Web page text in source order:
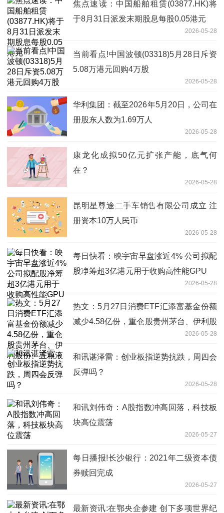
焦点速读：中国船舶租赁(03877.HK)将
于8月31日派发末期股息每股0.05港元
2026-05-28
当前看点!中国波顿(03318)5月28日斥资
5.08万港元回购4万股
2026-05-28
华利集团：截至2026年5月20日，公司在
册股东人数为1.69万人
2026-05-28
康龙化成拟50亿元扩张产能，底气何
在？
2026-05-28
昆明星尊途二手车销售有限公司成立 注
册资本10万人民币
2026-05-28
每日快看：映宇宙早盘涨近4% 公司拟配
股净筹超3亿港元用于收购高性能GPU
2026-05-28
热文：5月27日消费ETF汇添富基金份额
减少4.58亿份，重仓股贵州茅台、伊利股
2026-05-28
和讯谌泽雷：创业板指逆势抗跌，周四会
反弹吗？
2026-05-28
和讯刘伟奇：A股指数冲高回落，科技板
块高位震荡
2026-05-27
每日播报!长沙银行：2021年二级资本债
券赎回完成
2026-05-27
最新资讯:在鄂央企参建 创下多项世界纪